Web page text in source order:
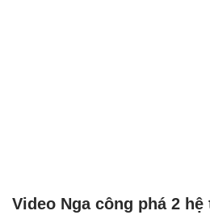
Video Nga công phá 2